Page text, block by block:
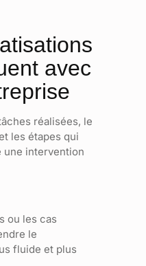
avec
réalisées, le
les étapes qui
une intervention
ou les cas
le
fluide et plus